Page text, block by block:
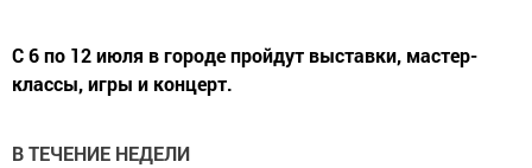
С 6 по 12 июля в городе пройдут выставки, мастер-
классы, игры и концерт.
В ТЕЧЕНИЕ НЕДЕЛИ